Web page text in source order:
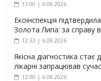
13:00 | 6.08.2026
Екоінспекція
Золота Липа: за справу
12:33 | 6.08.2026
Якісна діагностика
лікарні запрацював
12:00 | 6.08.2026